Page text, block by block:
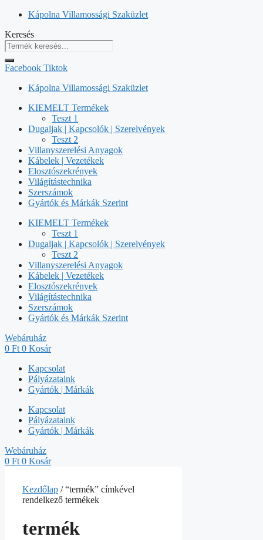
Kilépés
tartalomba
Kápolna Villamossági Szaküzlet
Keresés
Facebook Tiktok
Kápolna Villamossági Szaküzlet
KIEMELT Termékek
Teszt 1
Dugaljak | Kapcsolók | Szerelvények
Teszt 2
Villanyszerelési Anyagok
Kábelek | Vezetékek
Elosztószekrények
Világítástechnika
Szerszámok
Gyártók és Márkák Szerint
KIEMELT Termékek
Teszt 1
Dugaljak | Kapcsolók | Szerelvények
Teszt 2
Villanyszerelési Anyagok
Kábelek | Vezetékek
Elosztószekrények
Világítástechnika
Szerszámok
Gyártók és Márkák Szerint
Webáruház
0 Ft 0 Kosár
Kapcsolat
Pályázataink
Gyártók | Márkák
Kapcsolat
Pályázataink
Gyártók | Márkák
Webáruház
0 Ft 0 Kosár
Kezdőlap / “termék” címkével
rendelkező termékek
termék